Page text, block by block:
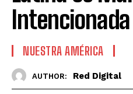
Intencionada
NUESTRA AMÉRICA
AUTHOR: Red Digital